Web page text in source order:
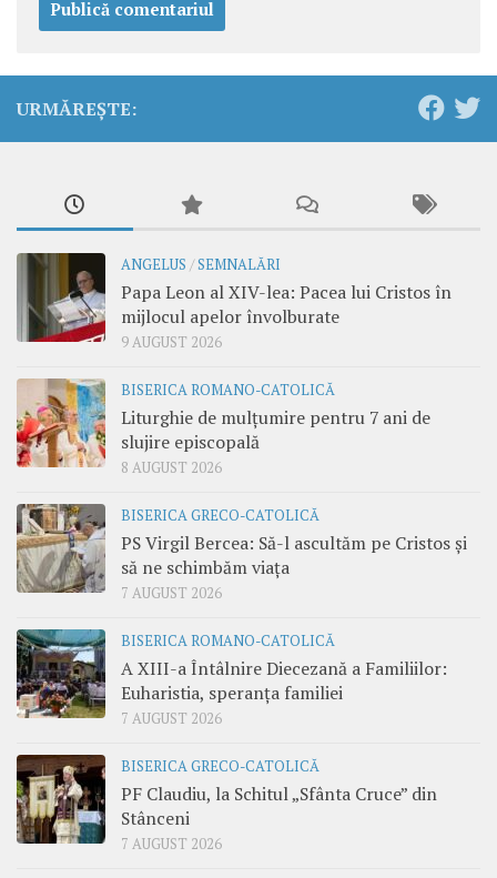
URMĂREȘTE:
ANGELUS /SEMNALĂRI
Papa Leon al XIV-lea: Pacea lui Cristos în
mijlocul apelor învolburate
9 AUGUST 2026
BISERICA ROMANO-CATOLICĂ
Liturghie de mulțumire pentru 7 ani de
slujire episcopală
8 AUGUST 2026
BISERICA GRECO-CATOLICĂ
PS Virgil Bercea: Să-l ascultăm pe Cristos și
să ne schimbăm viața
7 AUGUST 2026
BISERICA ROMANO-CATOLICĂ
A XIII-a Întâlnire Diecezană a Familiilor:
Euharistia, speranța familiei
7 AUGUST 2026
BISERICA GRECO-CATOLICĂ
PF Claudiu, la Schitul „Sfânta Cruce” din
Stânceni
7 AUGUST 2026